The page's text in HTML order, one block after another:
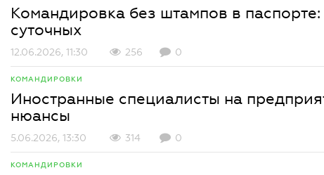
Командировка без штампов в
суточных
12.06.2026, 11:30 256 0
КОМАНДИРОВКИ
Иностранные специалисты на
нюансы
5.06.2026, 13:30 314 0
КОМАНДИРОВКИ